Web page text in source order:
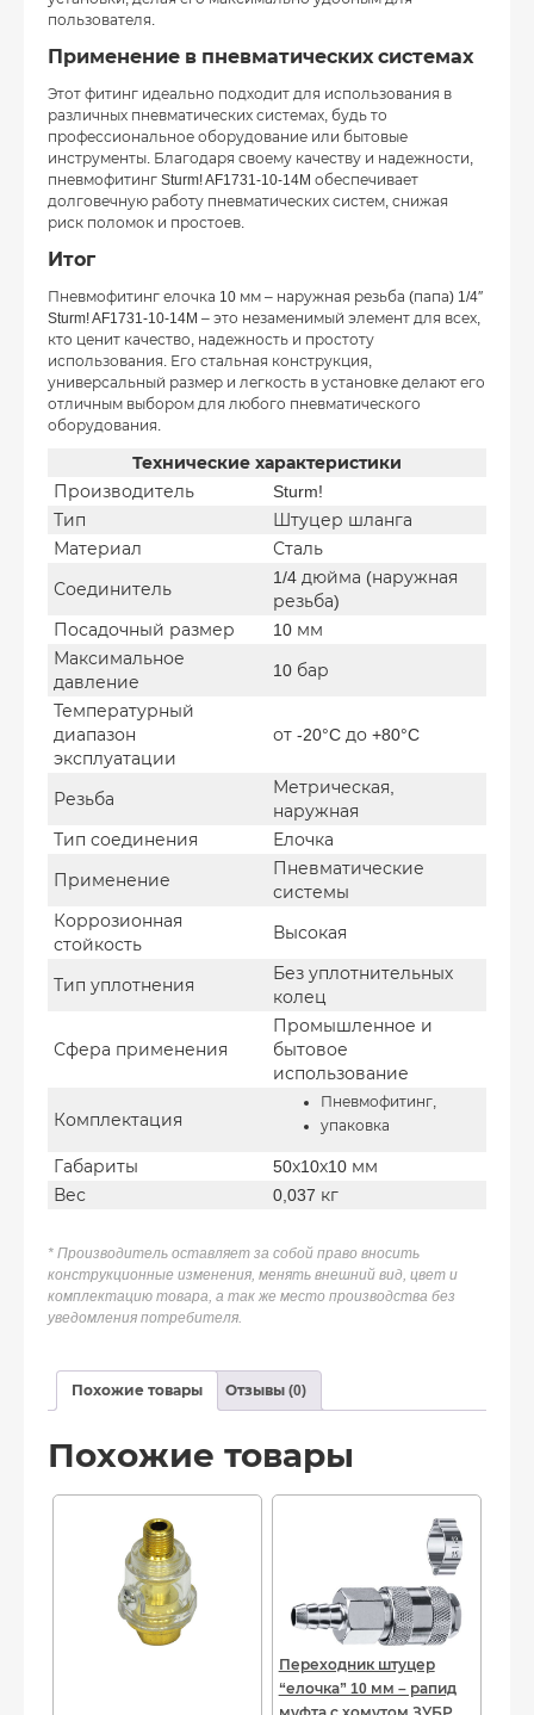
пользователя.
Применение в пневматических системах
Этот фитинг идеально подходит для использования в
различных пневматических системах, будь то
профессиональное оборудование или бытовые
инструменты. Благодаря своему качеству и надежности,
пневмофитинг Sturm! AF1731-10-14M обеспечивает
долговечную работу пневматических систем, снижая
риск поломок и простоев.
Итог
Пневмофитинг елочка 10 мм – наружная резьба (папа) 1/4″
Sturm! AF1731-10-14M – это незаменимый элемент для всех,
кто ценит качество, надежность и простоту
использования. Его стальная конструкция,
универсальный размер и легкость в установке делают его
отличным выбором для любого пневматического
оборудования.
Технические характеристики
Производитель
Sturm!
Тип
Штуцер шланга
Материал
Сталь
Соединитель
1/4 дюйма (наружная
резьба)
Посадочный размер
10 мм
Максимальное
давление
10 бар
Температурный
диапазон
эксплуатации
от -20°C до +80°C
Резьба
Метрическая,
наружная
Тип соединения
Елочка
Применение
Пневматические
системы
Коррозионная
стойкость
Высокая
Тип уплотнения
Без уплотнительных
колец
Сфера применения
Промышленное и
бытовое
использование
Комплектация
Пневмофитинг,
упаковка
Габариты
50х10х10 мм
Вес
0,037 кг
* Производитель оставляет за собой право вносить
конструкционные изменения, менять внешний вид, цвет и
комплектацию товара, а так же место производства без
уведомления потребителя.
Похожие товары Отзывы (0)
Похожие товары
Переходник штуцер
“елочка” 10 мм – рапид